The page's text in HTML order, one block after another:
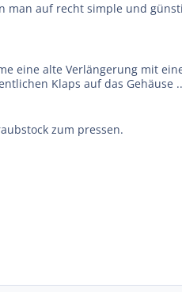
man auf recht simple und
eine alte Verlängerung mit
Klaps auf das Gehäuse
zum pressen.